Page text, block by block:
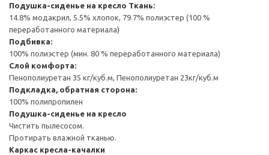
Подушка-сиденье на кресло Ткань:
14.8% модакрил, 5.5% хлопок, 79.7% полиэстер (100 %
переработанного материала)
Подбивка:
100% полиэстер (мин. 80 % переработанного материала)
Слой комфорта:
Пенополиуретан 35 кг/куб.м, Пенополиуретан 23кг/куб.м
Подкладка, обратная сторона:
100% полипропилен
Подушка-сиденье на кресло
Чистить пылесосом.
Протирать влажной тканью.
Каркас кресла-качалки